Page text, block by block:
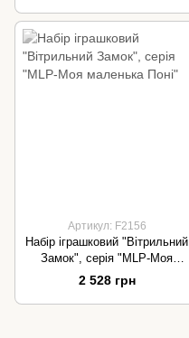
Артикул: F2156
Набір іграшковий "Вітрильний
Замок", серія "MLP-Моя
маленька Поні"
2 528 грн